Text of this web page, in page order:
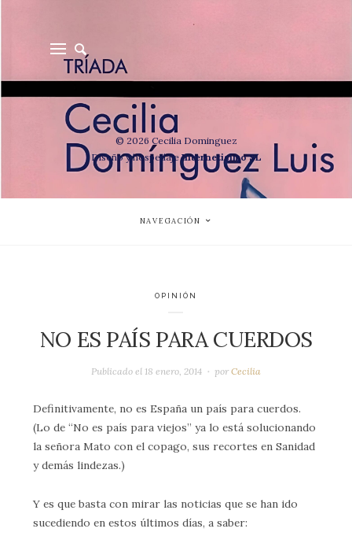
© 2026 Cecilia Dominguez
Diseño y hospedajeInternetisimo SL
NAVEGACIÓN
OPINIÓN
NO ES PAÍS PARA CUERDOS
Publicado el 18 enero, 2014 porCecilia
Definitivamente, no es España un país para cuerdos.
(Lo de “No es país para viejos” ya lo está solucionando
la señora Mato con el copago, sus recortes en Sanidad
y demás lindezas.)
Y es que basta con mirar las noticias que se han ido
sucediendo en estos últimos días, a saber: